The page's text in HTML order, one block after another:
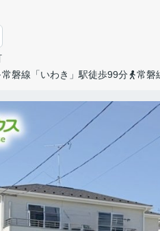
常磐線「いわき」駅徒歩99分 常磐